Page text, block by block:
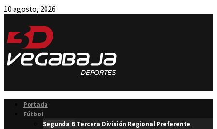
10 agosto, 2026
Portada
Fútbol
Segunda B Tercera División Regional Preferente